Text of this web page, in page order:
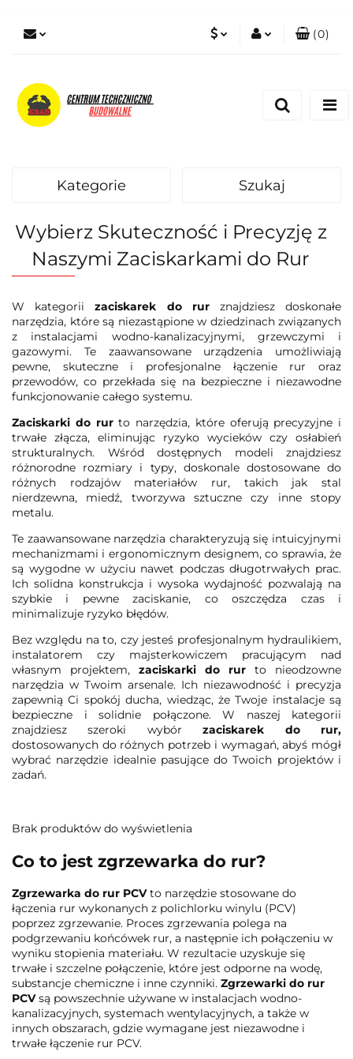
(0)
Kategorie Szukaj
Wybierz Skuteczność i Precyzję z
Naszymi Zaciskarkami do Rur
W kategoriizaciskarek do rurznajdziesz doskonałe
narzędzia, które są niezastąpione w dziedzinach związanych
z instalacjami wodno-kanalizacyjnymi, grzewczymi i
gazowymi. Te zaawansowane urządzenia umożliwiają
pewne, skuteczne i profesjonalne łączenie rur oraz
przewodów, co przekłada się na bezpieczne i niezawodne
funkcjonowanie całego systemu.
Zaciskarki do rurto narzędzia, które oferują precyzyjne i
trwałe złącza, eliminując ryzyko wycieków czy osłabień
strukturalnych. Wśród dostępnych modeli znajdziesz
różnorodne rozmiary i typy, doskonale dostosowane do
różnych rodzajów materiałów rur, takich jak stal
nierdzewna, miedź, tworzywa sztuczne czy inne stopy
metalu.
Te zaawansowane narzędzia charakteryzują się intuicyjnymi
mechanizmami i ergonomicznym designem, co sprawia, że
są wygodne w użyciu nawet podczas długotrwałych prac.
Ich solidna konstrukcja i wysoka wydajność pozwalają na
szybkie i pewne zaciskanie, co oszczędza czas i
minimalizuje ryzyko błędów.
Bez względu na to, czy jesteś profesjonalnym hydraulikiem,
instalatorem czy majsterkowiczem pracującym nad
własnym projektem, zaciskarki do rur to nieodzowne
narzędzia w Twoim arsenale. Ich niezawodność i precyzja
zapewnią Ci spokój ducha, wiedząc, że Twoje instalacje są
bezpieczne i solidnie połączone. W naszej kategorii
znajdziesz szeroki wybórzaciskarek do rur,
dostosowanych do różnych potrzeb i wymagań, abyś mógł
wybrać narzędzie idealnie pasujące do Twoich projektów i
zadań.
Brak produktów do wyświetlenia
Co to jest zgrzewarka do rur?
Zgrzewarka do rur PCVto narzędzie stosowane do
łączenia rur wykonanych z polichlorku winylu (PCV)
poprzez zgrzewanie. Proces zgrzewania polega na
podgrzewaniu końcówek rur, a następnie ich połączeniu w
wyniku stopienia materiału. W rezultacie uzyskuje się
trwałe i szczelne połączenie, które jest odporne na wodę,
substancje chemiczne i inne czynniki. Zgrzewarki do rur
PCVsą powszechnie używane w instalacjach wodno-
kanalizacyjnych, systemach wentylacyjnych, a także w
innych obszarach, gdzie wymagane jest niezawodne i
trwałe łączenie rur PCV.